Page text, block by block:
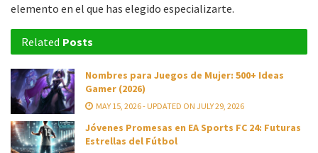
elemento en el que has elegido especializarte.
Related Posts
Nombres para Juegos de Mujer: 500+ Ideas
Gamer (2026)
MAY 15, 2026 - UPDATED ON JULY 29, 2026
Jóvenes Promesas en EA Sports FC 24: Futuras
Estrellas del Fútbol